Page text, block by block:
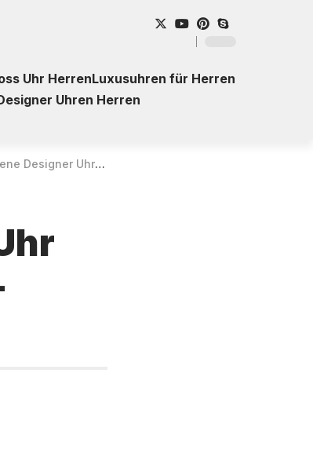
Uhr HerrenLuxusuhren für Herren
Uhren Herren
15439-377 für Herren – Kaufberatung